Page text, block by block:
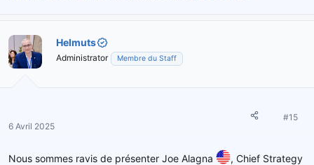
Helmuts
Administrator Membre du Staff
6 Avril 2025
#15
Nous sommes ravis de présenter Joe Alagna
, Chief Strategy